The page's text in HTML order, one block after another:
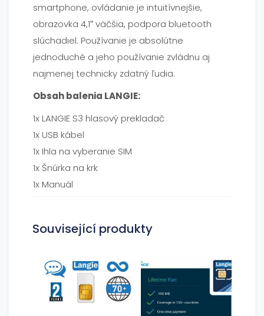
smartphone, ovládanie je intuitívnejšie,
obrazovka 4,1″ väčšia, podpora bluetooth
slúchadiel. Používanie je absolútne
jednoduché a jeho používanie zvládnu aj
najmenej technicky zdatný ľudia.
Obsah balenia LANGIE:
1x LANGIE S3 hlasový prekladač
1x USB kábel
1x Ihla na vyberanie SIM
1x Šnúrka na krk
1x Manuál
Související produkty